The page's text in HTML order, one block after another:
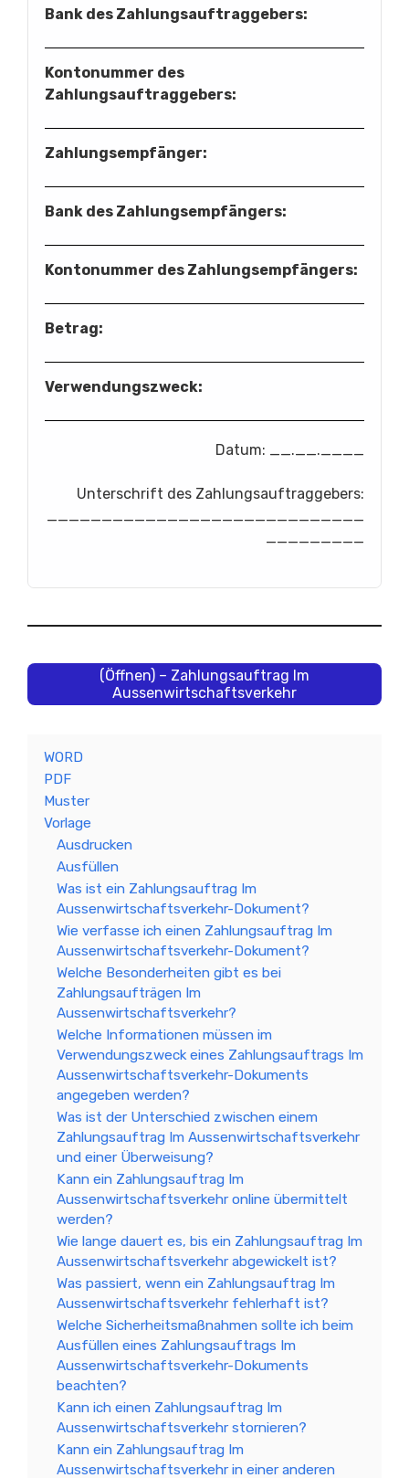
Bank des Zahlungsauftraggebers:
Kontonummer des
Zahlungsauftraggebers:
Zahlungsempfänger:
Bank des Zahlungsempfängers:
Kontonummer des Zahlungsempfängers:
Betrag:
Verwendungszweck:
Datum: __.__.____
Unterschrift des Zahlungsauftraggebers:
(Öffnen) – Zahlungsauftrag Im
Aussenwirtschaftsverkehr
WORD
PDF
Muster
Vorlage
Ausdrucken
Ausfüllen
Was ist ein Zahlungsauftrag Im
Aussenwirtschaftsverkehr-Dokument?
Wie verfasse ich einen Zahlungsauftrag Im
Aussenwirtschaftsverkehr-Dokument?
Welche Besonderheiten gibt es bei
Zahlungsaufträgen Im
Aussenwirtschaftsverkehr?
Welche Informationen müssen im
Verwendungszweck eines Zahlungsauftrags Im
Aussenwirtschaftsverkehr-Dokuments
angegeben werden?
Was ist der Unterschied zwischen einem
Zahlungsauftrag Im Aussenwirtschaftsverkehr
und einer Überweisung?
Kann ein Zahlungsauftrag Im
Aussenwirtschaftsverkehr online übermittelt
werden?
Wie lange dauert es, bis ein Zahlungsauftrag Im
Aussenwirtschaftsverkehr abgewickelt ist?
Was passiert, wenn ein Zahlungsauftrag Im
Aussenwirtschaftsverkehr fehlerhaft ist?
Welche Sicherheitsmaßnahmen sollte ich beim
Ausfüllen eines Zahlungsauftrags Im
Aussenwirtschaftsverkehr-Dokuments
beachten?
Kann ich einen Zahlungsauftrag Im
Aussenwirtschaftsverkehr stornieren?
Kann ein Zahlungsauftrag Im
Aussenwirtschaftsverkehr in einer anderen